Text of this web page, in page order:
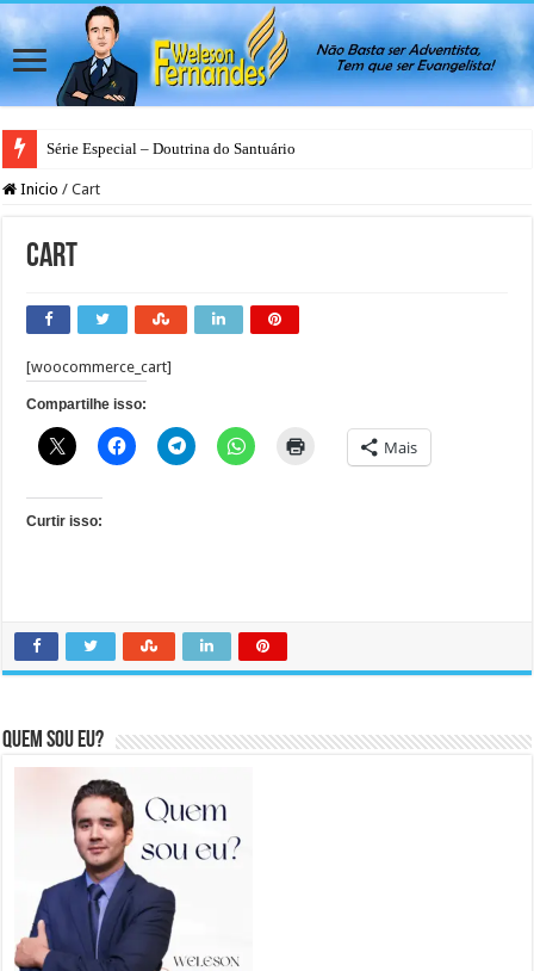
Série Especial – Doutrina do Santuário
Inicio / Cart
Cart
[woocommerce_cart]
Compartilhe isso:
Mais
Curtir isso:
Quem sou eu?